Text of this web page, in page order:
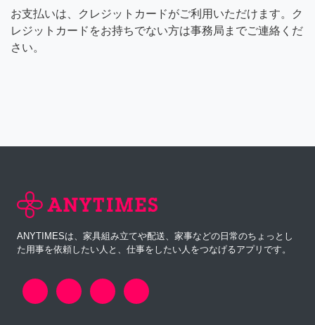
お支払いは、クレジットカードがご利用いただけます。ク
レジットカードをお持ちでない方は事務局までご連絡くだ
さい。
ANYTIMESは、家具組み立てや配送、家事などの日常のちょっとし
た用事を依頼したい人と、仕事をしたい人をつなげるアプリです。